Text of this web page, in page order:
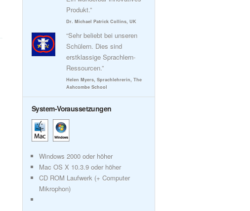
Produkt.”
Dr. Michael Patrick Collins, UK
“Sehr beliebt bei unseren
Schülern. Dies sind
erstklassige Sprachlern-
Ressourcen.”
Helen Myers, Sprachlehrerin, The
Ashcombe School
System-Voraussetzungen
Windows 2000 oder höher
Mac OS X 10.3.9 oder höher
CD ROM Laufwerk (+ Computer
Mikrophon)